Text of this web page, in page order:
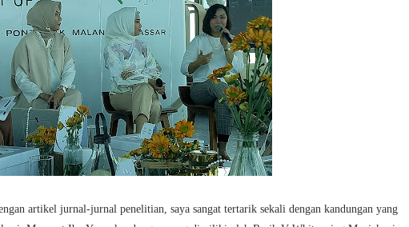
artikel jurnal-jurnal penelitian, saya sangat tertarik sekali dengan kandungan yang